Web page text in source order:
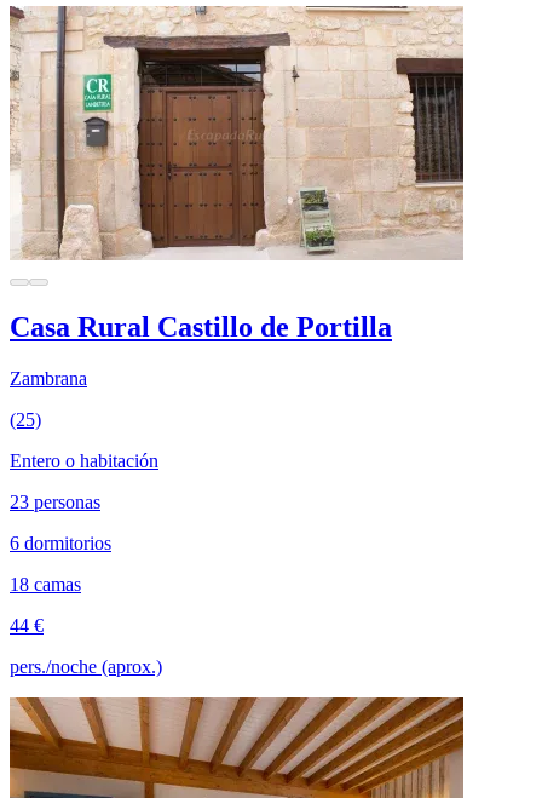
Casa Rural Castillo de Portilla
Zambrana
(25)
Entero o habitación
23 personas
6 dormitorios
18 camas
44 €
pers./noche (aprox.)